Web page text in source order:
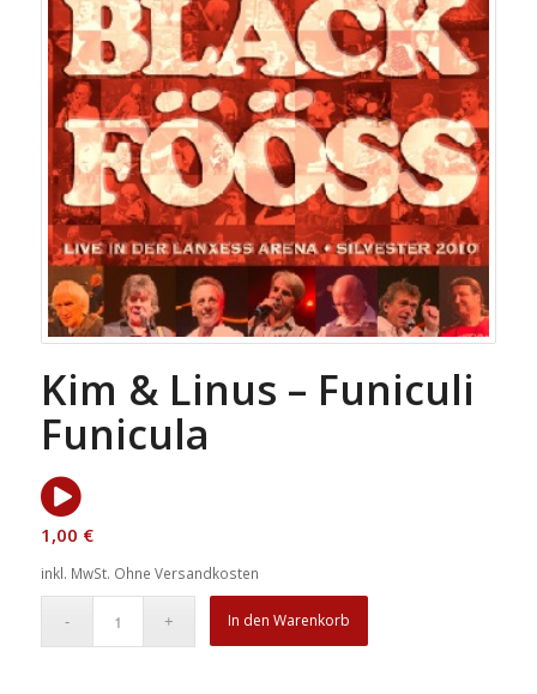
Kim & Linus – Funiculi
Funicula
1,00 €
inkl. MwSt. Ohne Versandkosten
In den Warenkorb